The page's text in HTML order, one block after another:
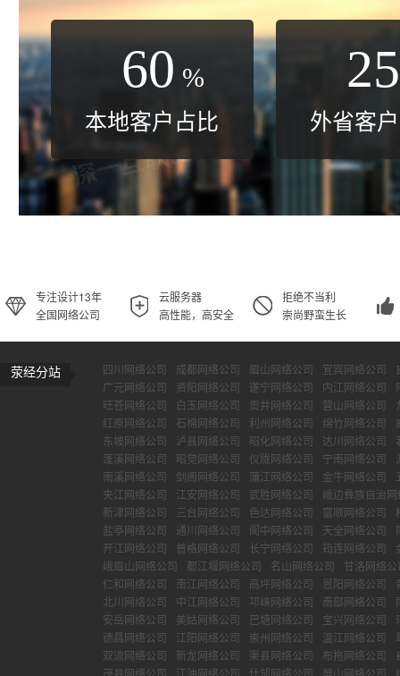
60 %
本地客户占比
25
外省客
专注设计13年
全国网络公司
云服务器
高性能，高安全
拒绝不当利
崇尚野蛮生长
荥经分站 四川网络公司 成都网络公司 眉山网络公司 宜宾网络公司
广元网络公司
资阳网络公司 遂宁网络公司 内江网络公司
旺苍网络公司
白玉网络公司 贡井网络公司 营山网络公司
红原网络公司
石棉网络公司 利州网络公司 绵竹网络公司
东坡网络公司
泸县网络公司 昭化网络公司 达川网络公司
蓬溪网络公司
昭觉网络公司 仪陇网络公司 宁南网络公司
南溪网络公司
剑阁网络公司 蒲江网络公司 金牛网络公司
夹江网络公司
江安网络公司 武胜网络公司
峨边彝族自治网
新津网络公司
三台网络公司 色达网络公司 富顺网络公司
盐亭网络公司
通川网络公司 阆中网络公司 天全网络公司
开江网络公司
普格网络公司 长宁网络公司 筠连网络公司
峨眉山网络公司
都江堰网络公司 名山网络公司
甘洛网络公
仁和网络公司
南江网络公司 高坪网络公司 恩阳网络公司
北川网络公司
中江网络公司 邛崃网络公司 南部网络公司
安岳网络公司
美姑网络公司 巴塘网络公司 宝兴网络公司
德昌网络公司
江阳网络公司 崇州网络公司 温江网络公司
双流网络公司
新龙网络公司 渠县网络公司 布拖网络公司